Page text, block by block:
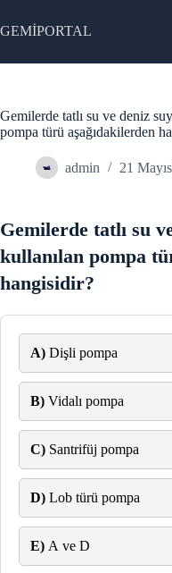
to
content
GEMİPORTAL
Gemilerde tatlı su ve deniz
pompa türü aşağıdakilerden
admin 21
Gemilerde tatlı su
kullanılan pompa
hangisidir?
A) Dişli pompa
B) Vidalı pompa
C) Santrifüj pompa
D) Lob türü pompa
E) A ve D